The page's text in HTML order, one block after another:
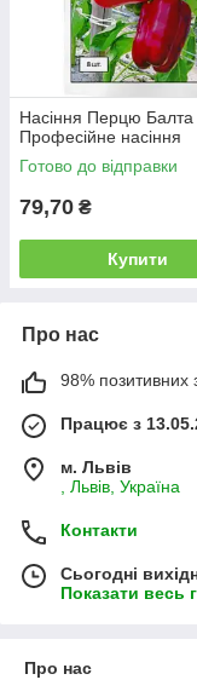
Насіння Перцю
Професійне насіння
Готово до відправки
79,70 ₴
Купити
Про нас
98% позитивних
Працює з
м. Львів
, Львів, Україна
Контакти
Сьогодні
Показати весь
Про нас